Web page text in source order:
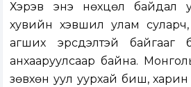
Хэрэв энэ нөхцөл байдал
хувийн хэвшил улам
агших эрсдэлтэй байгааг
анхааруулсаар байна.
зөвхөн уул уурхай биш,